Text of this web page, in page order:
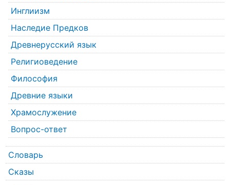
Инглиизм
Наследие Предков
Древнерусский язык
Религиоведение
Философия
Древние языки
Храмослужение
Вопрос-ответ
Словарь
Сказы